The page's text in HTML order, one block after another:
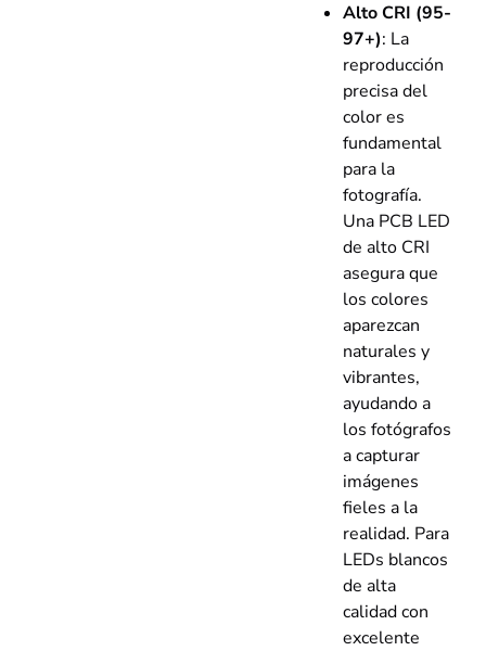
Alto CRI (95-
97+): La
reproducción
precisa del
color es
fundamental
para la
fotografía.
Una PCB LED
de alto CRI
asegura que
los colores
aparezcan
naturales y
vibrantes,
ayudando a
los fotógrafos
a capturar
imágenes
fieles a la
realidad. Para
LEDs blancos
de alta
calidad con
excelente